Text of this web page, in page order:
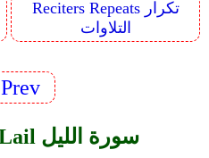
Reciters Repeats تكرار
التلاوات
Prev
92. Surah Al-Lail سورة الليل